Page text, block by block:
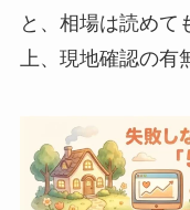
と、相場は読めて
上、現地確認の有